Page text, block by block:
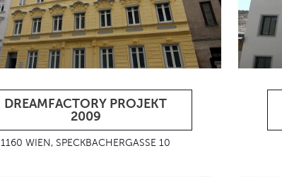
DREAMFACTORY PROJEKT
2009
1160 WIEN, SPECKBACHERGASSE 10